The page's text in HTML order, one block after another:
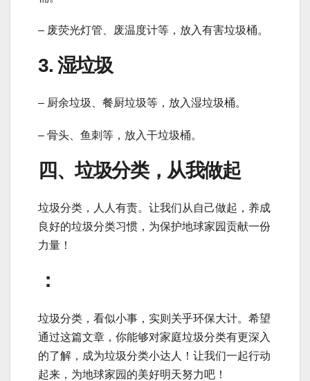
– 废荧光灯管、废温度计等，放入有害垃圾桶。
3. 湿垃圾
– 厨余垃圾、餐厨垃圾等，放入湿垃圾桶。
– 骨头、鱼刺等，放入干垃圾桶。
四、垃圾分类，从我做起
垃圾分类，人人有责。让我们从自己做起，养成
良好的垃圾分类习惯，为保护地球家园贡献一份
力量！
：
垃圾分类，看似小事，实则关乎环保大计。希望
通过这篇文章，你能够对家庭垃圾分类有更深入
的了解，成为垃圾分类小达人！让我们一起行动
起来，为地球家园的美好明天努力吧！